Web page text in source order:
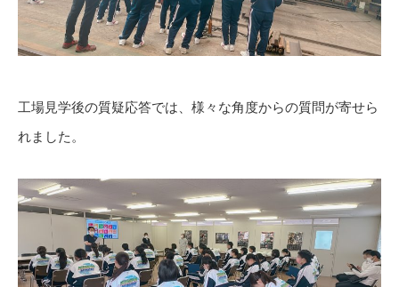
工場見学後の質疑応答では、様々な角度からの質問が寄せら
れました。